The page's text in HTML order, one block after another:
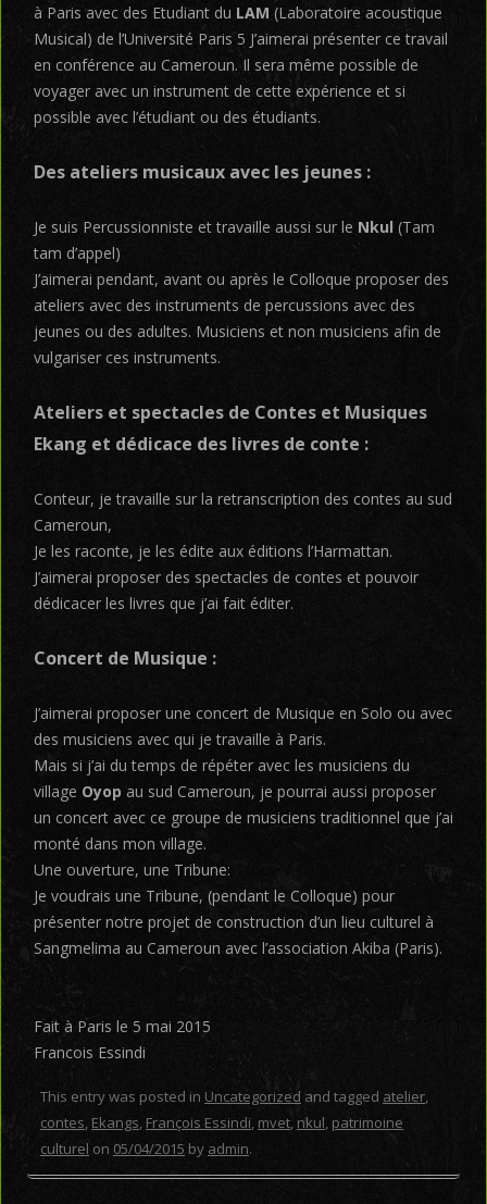
à Paris avec des Etudiant du LAM (Laboratoire acoustique
Musical) de l’Université Paris 5 J’aimerai présenter ce travail
en conférence au Cameroun. Il sera même possible de
voyager avec un instrument de cette expérience et si
possible avec l’étudiant ou des étudiants.
Des ateliers musicaux avec les jeunes :
Je suis Percussionniste et travaille aussi sur le Nkul (Tam
tam d’appel)
J’aimerai pendant, avant ou après le Colloque proposer des
ateliers avec des instruments de percussions avec des
jeunes ou des adultes. Musiciens et non musiciens afin de
vulgariser ces instruments.
Ateliers et spectacles de Contes et Musiques
Ekang et dédicace des livres de conte :
Conteur, je travaille sur la retranscription des contes au sud
Cameroun,
Je les raconte, je les édite aux éditions l’Harmattan.
J’aimerai proposer des spectacles de contes et pouvoir
dédicacer les livres que j’ai fait éditer.
Concert de Musique :
J’aimerai proposer une concert de Musique en Solo ou avec
des musiciens avec qui je travaille à Paris.
Mais si j’ai du temps de répéter avec les musiciens du
village Oyop au sud Cameroun, je pourrai aussi proposer
un concert avec ce groupe de musiciens traditionnel que j’ai
monté dans mon village.
Une ouverture, une Tribune:
Je voudrais une Tribune, (pendant le Colloque) pour
présenter notre projet de construction d’un lieu culturel à
Sangmelima au Cameroun avec l’association Akiba (Paris).
Fait à Paris le 5 mai 2015
Francois Essindi
This entry was posted in Uncategorized and tagged atelier,
contes, Ekangs, François Essindi, mvet, nkul, patrimoine
culturel on 05/04/2015 by admin.